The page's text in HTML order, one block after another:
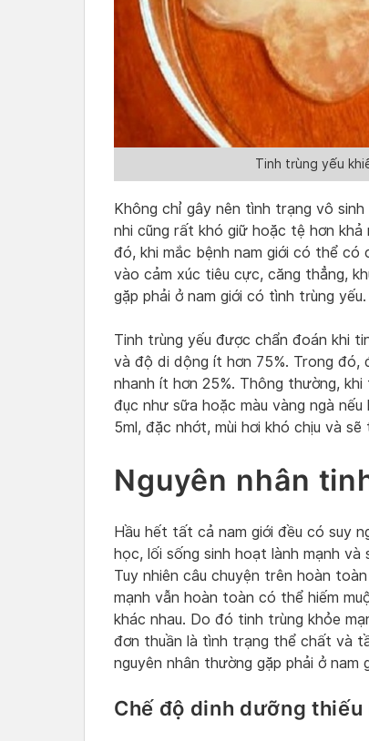
Tinh trùng yếu
Không chỉ gây nên tình trạng vô
nhi cũng rất khó giữ hoặc tệ hơn
đó, khi mắc bệnh nam giới có thể
vào cảm xúc tiêu cực, căng thẳng,
gặp phải ở nam giới có tình trùng yếu.
Tinh trùng yếu được chẩn đoán khi
và độ di dộng ít hơn 75%. Trong đó,
nhanh ít hơn 25%. Thông thường,
đục như sữa hoặc màu vàng ngà
5ml, đặc nhớt, mùi hơi khó chịu và
Nguyên nhân
Hầu hết tất cả nam giới đều có suy
học, lối sống sinh hoạt lành mạnh
Tuy nhiên câu chuyện trên hoàn
mạnh vẫn hoàn toàn có thể hiếm
khác nhau. Do đó tinh trùng khỏe
đơn thuần là tình trạng thể chất và
nguyên nhân thường gặp phải ở nam
Chế độ dinh dưỡng thiếu